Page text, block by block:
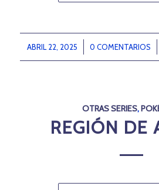
ABRIL 22, 2025
/ 0 COMENTARIOS
/
OTRAS SERIES,
REGIÓN DE